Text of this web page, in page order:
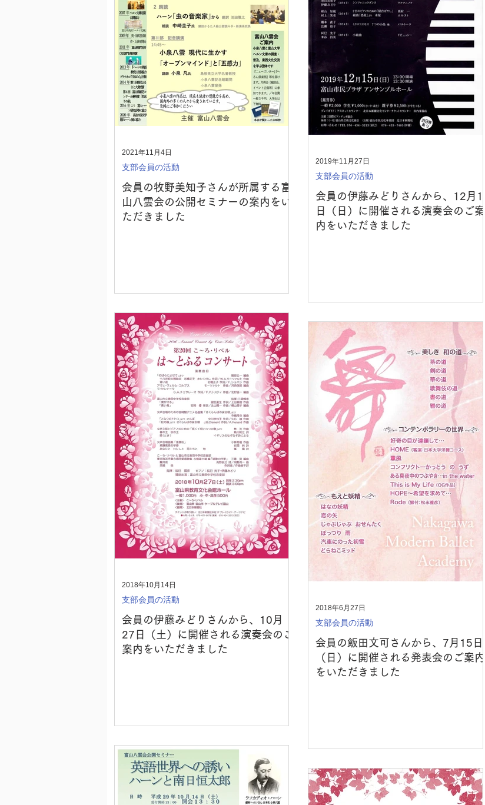
会員の牧野美知子さんが所属する富
山八雲会の公開セミナーの案内をい
ただきました
支部会員の活動
2021年11月4日
会員の伊藤みどりさんから、12月15
日（日）に開催される演奏会のご案
内をいただきました
支部会員の活動
2019年11月27日
会員の伊藤みどりさんから、10月
27日（土）に開催される演奏会のご
案内をいただきました
支部会員の活動
2018年10月14日
会員の飯田文可さんから、7月15日
（日）に開催される発表会のご案内
をいただきました
支部会員の活動
2018年6月27日